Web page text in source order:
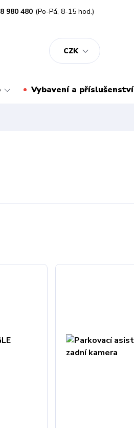
CZK
980 480 (Po-Pá, 8-15 hod.)
Vybavení a příslušenství